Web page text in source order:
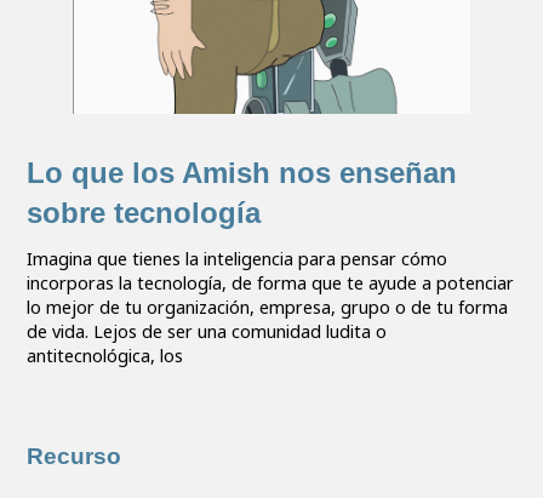
Lo que los Amish nos enseñan
sobre tecnología
Imagina que tienes la inteligencia para pensar cómo
incorporas la tecnología, de forma que te ayude a potenciar
lo mejor de tu organización, empresa, grupo o de tu forma
de vida. Lejos de ser una comunidad ludita o
antitecnológica, los
Recurso